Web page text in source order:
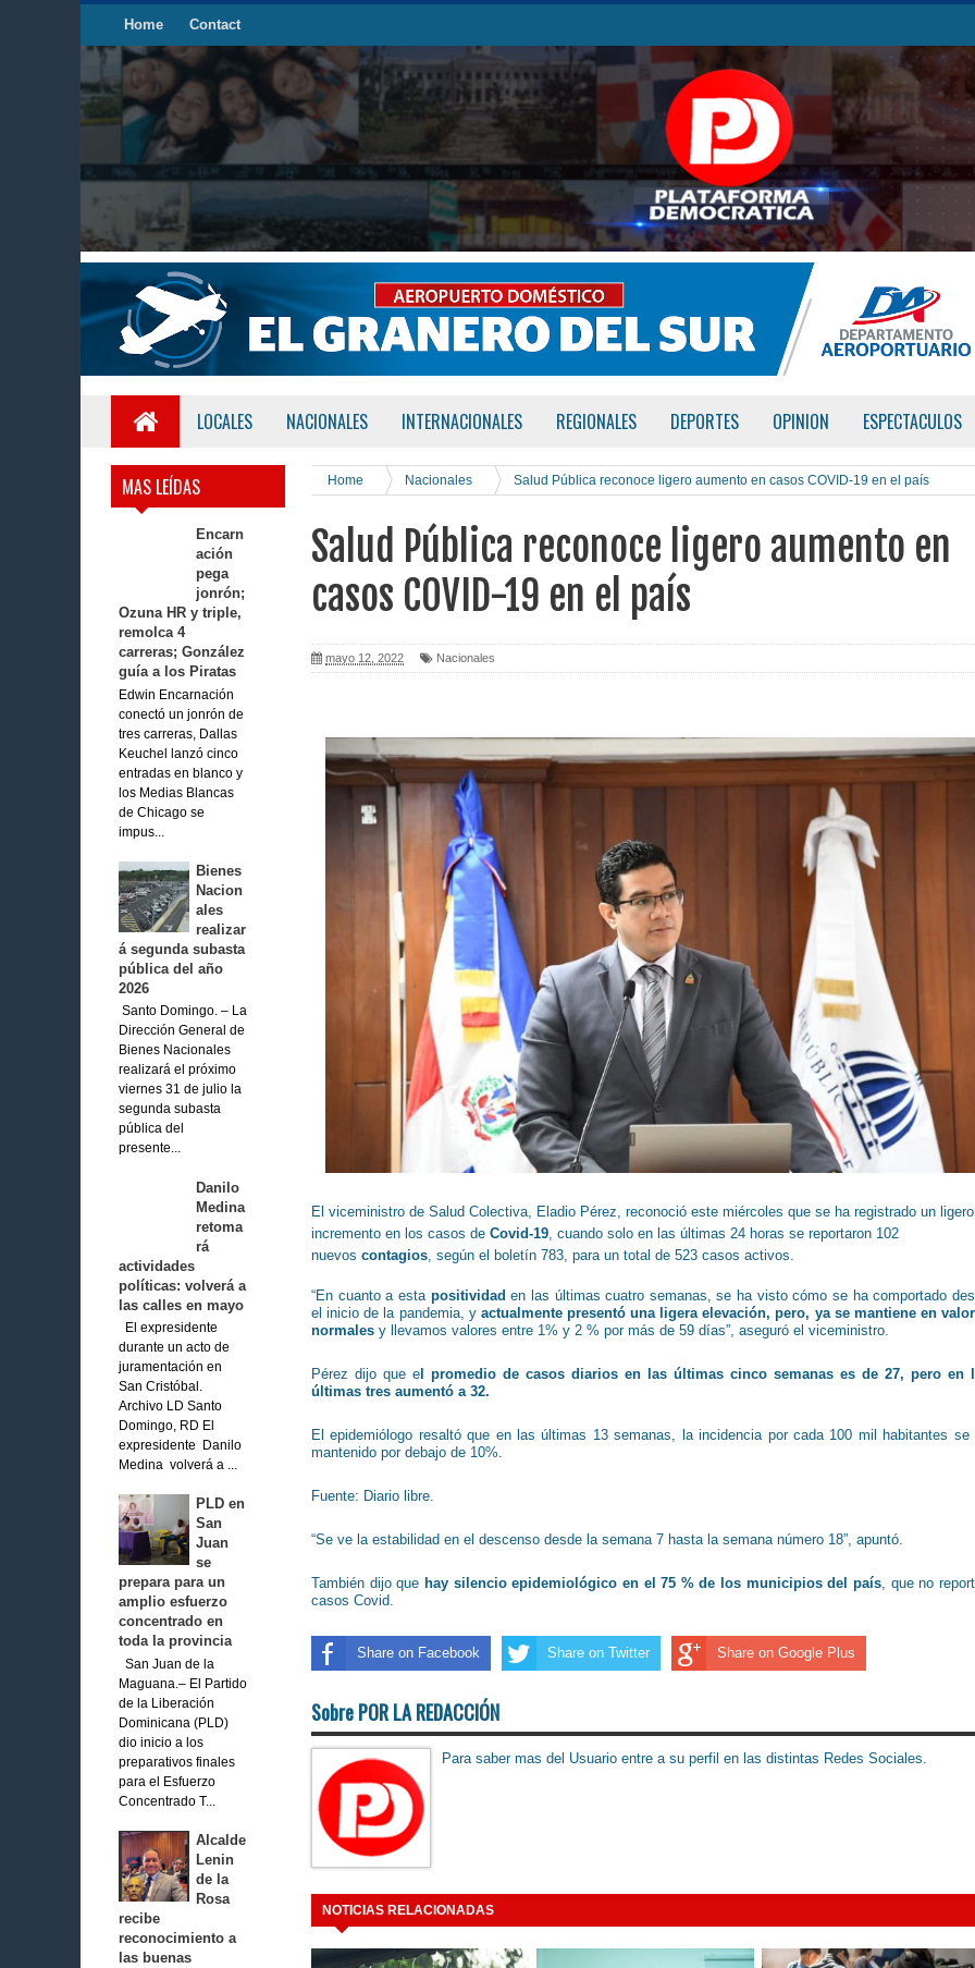
Home Contact
LOCALES NACIONALES INTERNACIONALES REGIONALES DEPORTES OPINION ESPECTACULOS
MAS LEÍDAS
Encarn
ación
pega
jonrón;
Ozuna HR y triple,
remolca 4
carreras; González
guía a los Piratas
Edwin Encarnación
conectó un jonrón de
tres carreras, Dallas
Keuchel lanzó cinco
entradas en blanco y
los Medias Blancas
de Chicago se
impus...
Bienes
Nacion
ales
realizar
á segunda subasta
pública del año
2026
Santo Domingo. – La
Dirección General de
Bienes Nacionales
realizará el próximo
viernes 31 de julio la
segunda subasta
pública del
presente...
Danilo
Medina
retoma
rá
actividades
políticas: volverá a
las calles en mayo
El expresidente
durante un acto de
juramentación en
San Cristóbal.
Archivo LD Santo
Domingo, RD El
expresidente Danilo
Medina volverá a ...
PLD en
San
Juan
se
prepara para un
amplio esfuerzo
concentrado en
toda la provincia
San Juan de la
Maguana.– El Partido
de la Liberación
Dominicana (PLD)
dio inicio a los
preparativos finales
para el Esfuerzo
Concentrado T...
Alcalde
Lenin
de la
Rosa
recibe
reconocimiento a
las buenas
Home Nacionales Salud Pública reconoce ligero aumento en casos COVID-19 en el país
Salud Pública reconoce ligero aumento en
casos COVID-19 en el país
mayo 12, 2022 Nacionales
El viceministro de Salud Colectiva, Eladio Pérez, reconoció este miércoles que se ha registrado un ligero
incremento en los casos de Covid-19 , cuando solo en las últimas 24 horas se reportaron 102
nuevos contagios , según el boletín 783, para un total de 523 casos activos.
“En cuanto a esta positividad en las últimas cuatro semanas, se ha visto cómo se ha comportado
el inicio de la pandemia, y actualmente presentó una ligera elevación, pero, ya se mantiene en
normales y llevamos valores entre 1% y 2 % por más de 59 días”, aseguró el viceministro.
Pérez dijo que e l promedio de casos diarios en las últimas cinco semanas es de 27, pero en
últimas tres aumentó a 32.
El epidemiólogo resaltó que en las últimas 13 semanas, la incidencia por cada 100 mil habitantes se
mantenido por debajo de 10%.
Fuente: Diario libre.
“Se ve la estabilidad en el descenso desde la semana 7 hasta la semana número 18”, apuntó.
También dijo que hay silencio epidemiológico en el 75 % de los municipios del país, que no
casos Covid.
Share on Facebook Share on Twitter Share on Google Plus
Sobre POR LA REDACCIÓN
Para saber mas del Usuario entre a su perfil en las distintas Redes Sociales.
NOTICIAS RELACIONADAS